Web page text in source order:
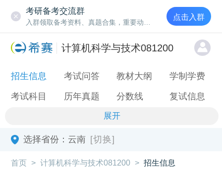
考研备考交流群
点击入群
计算机科学与技术081200
招生信息 考试问答 教材大纲 学制学费
考试科目 历年真题 分数线 复试信息
展开
选择省份： 云南 [切换]
首页 > 计算机科学与技术081200 > 招生信息